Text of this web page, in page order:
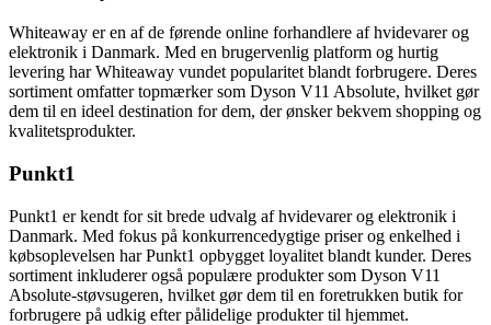
Whiteaway er en af de førende online forhandlere af hvidevarer og
elektronik i Danmark. Med en brugervenlig platform og hurtig
levering har Whiteaway vundet popularitet blandt forbrugere. Deres
sortiment omfatter topmærker som Dyson V11 Absolute, hvilket gør
dem til en ideel destination for dem, der ønsker bekvem shopping og
kvalitetsprodukter.
Punkt1
Punkt1 er kendt for sit brede udvalg af hvidevarer og elektronik i
Danmark. Med fokus på konkurrencedygtige priser og enkelhed i
købsoplevelsen har Punkt1 opbygget loyalitet blandt kunder. Deres
sortiment inkluderer også populære produkter som Dyson V11
Absolute-støvsugeren, hvilket gør dem til en foretrukken butik for
forbrugere på udkig efter pålidelige produkter til hjemmet.